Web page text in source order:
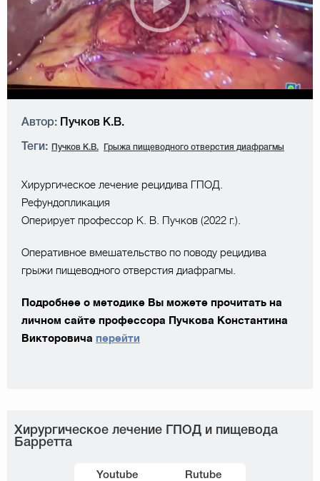
Автор: Пучков К.В.
Теги: Пучков К.В. Грыжа пищеводного отверстия диафрагмы
Хирургическое лечение рецидива ГПОД.
Рефундопликация
Оперирует профессор К. В. Пучков (2022 г.).
Оперативное вмешательство по поводу рецидива
грыжи пищеводного отверстия диафрагмы.
Подробнее о методике Вы можете прочитать на
личном сайте профессора Пучкова Константина
Викторовича перейти
Хирургическое лечение ГПОД и пищевода
Барретта
Youtube Rutube